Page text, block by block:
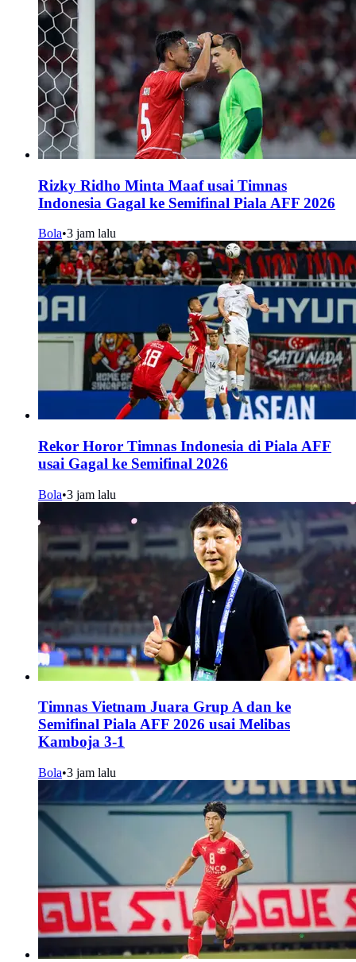
Rizky Ridho Minta Maaf usai Timnas
Indonesia Gagal ke Semifinal Piala AFF 2026
Bola•3 jam lalu
Rekor Horor Timnas Indonesia di Piala AFF
usai Gagal ke Semifinal 2026
Bola•3 jam lalu
Timnas Vietnam Juara Grup A dan ke
Semifinal Piala AFF 2026 usai Melibas
Kamboja 3-1
Bola•3 jam lalu